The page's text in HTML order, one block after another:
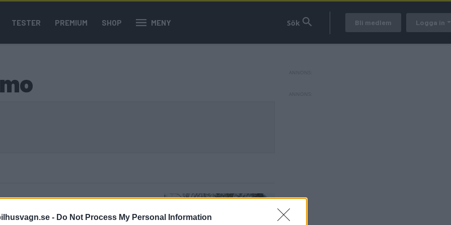
- Do Not Process My Personal Information
TESTER PREMIUM SHOP MENY Bli medlem Logga in
tillbehör. Företaget gör dock mer än